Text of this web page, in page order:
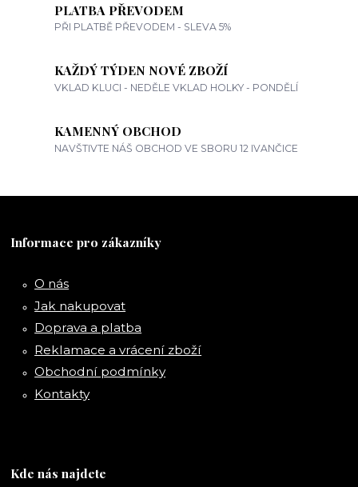
PLATBA PŘEVODEM
PŘI PLATBĚ PŘEVODEM - SLEVA 5%
KAŽDÝ TÝDEN NOVÉ ZBOŽÍ
VKLAD KLUCI - NEDĚLE VKLAD HOLKY - PONDĚLÍ
KAMENNÝ OBCHOD
NAVŠTIVTE NÁŠ OBCHOD VE SBORU 12 IVANČICE
Informace pro zákazníky
O nás
Jak nakupovat
Doprava a platba
Reklamace a vrácení zboží
Obchodní podmínky
Kontakty
Kde nás najdete